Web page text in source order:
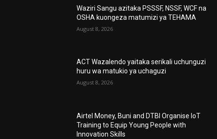
Waziri Sangu azitaka PSSSF, NSSF, WCF na
OSHA kuongeza matumizi ya TEHAMA
August 8, 2026
ACT Wazalendo yaitaka serikali uchunguzi
huru wa matukio ya uchaguzi
August 8, 2026
Airtel Money, Buni and DTBI Organise IoT
Training to Equip Young People with
Innovation Skills